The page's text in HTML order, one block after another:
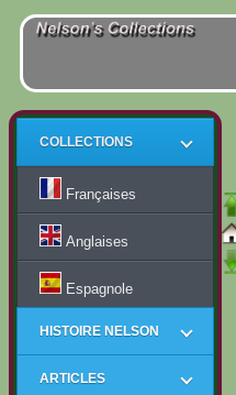
COLLECTIONS
Françaises
Anglaises
Espagnole
HISTOIRE NELSON
ARTICLES